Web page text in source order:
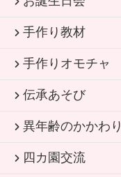
手作り教材
手作りオモチャ
伝承あそび
異年齢のかかわり
四カ園交流